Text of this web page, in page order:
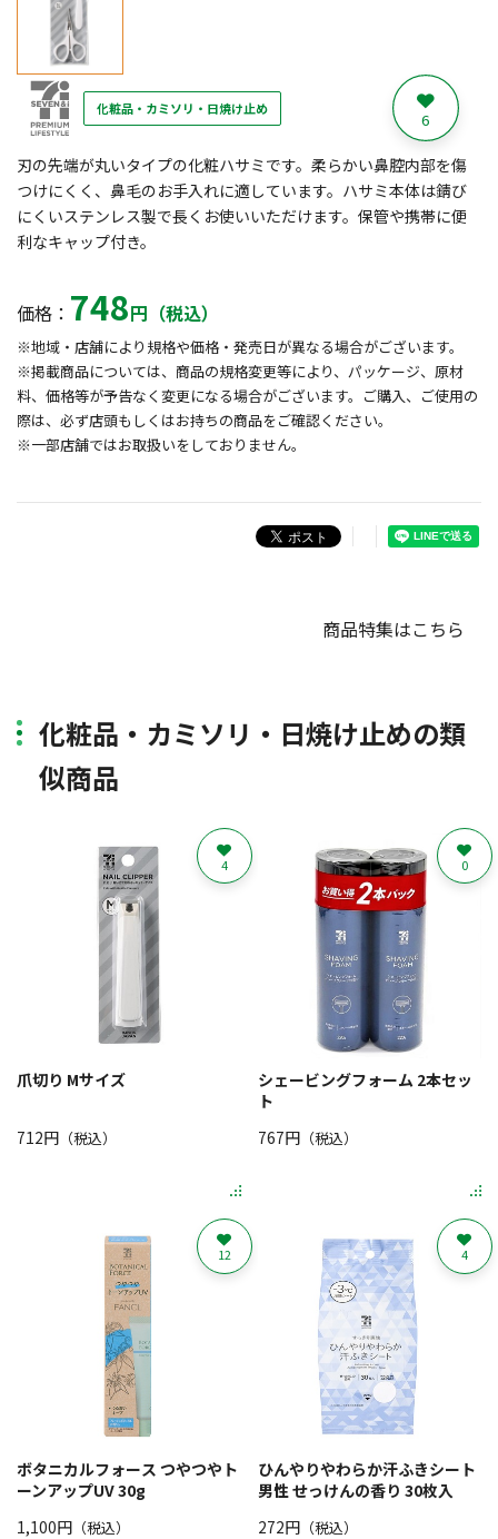
化粧品・カミソリ・日焼け止め 6
刃の先端が丸いタイプの化粧ハサミです。柔らかい鼻腔内部を傷
つけにくく、鼻毛のお手入れに適しています。ハサミ本体は錆び
にくいステンレス製で長くお使いいただけます。保管や携帯に便
利なキャップ付き。
価格： 748円（税込）
※地域・店舗により規格や価格・発売日が異なる場合がございます。
※掲載商品については、商品の規格変更等により、パッケージ、原材
料、価格等が予告なく変更になる場合がございます。ご購入、ご使用の
際は、必ず店頭もしくはお持ちの商品をご確認ください。
※一部店舗ではお取扱いをしておりません。
商品特集はこちら
化粧品・カミソリ・日焼け止めの類
似商品
爪切り Mサイズ
712円 （税込）
4
シェービングフォーム 2本セッ
ト
767円（税込）
0
ボタニカルフォース つやつやト
ーンアップUV 30g
1,100円 （税込）
12
ひんやりやわらか汗ふきシート
男性 せっけんの香り 30枚入
272円（税込）
4